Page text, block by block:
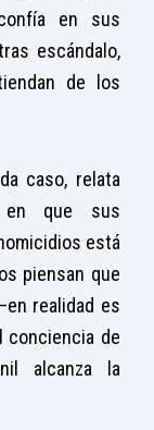
en sus
escándalo,
de los
caso, relata
en que sus
está
piensan que
realidad es
conciencia de
alcanza la